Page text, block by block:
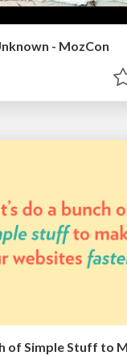
- MozCon